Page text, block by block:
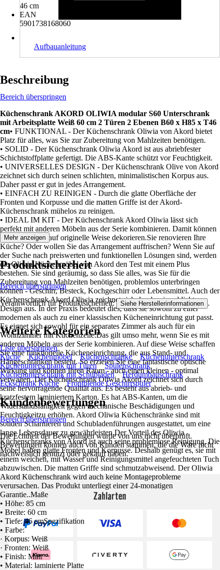
46 cm
EAN
5901738168060
Aufbauanleitung
Beschreibung
Bereich überspringen
Küchenschrank AKORD OLIWIA modular S60 Unterschrank
mit Arbeitsplatte Weiß 60 cm 2 Türen 2 Ebenen B60 x H85 x T46
cm• FUNKTIONAL - Der Küchenschrank Oliwia von Akord bietet
Platz für alles, was Sie zur Zubereitung von Mahlzeiten benötigen.
• SOLID - Der Küchenschrank Oliwia Akord ist aus abriebfester
Schichtstoffplatte gefertigt. Die ABS-Kante schützt vor Feuchtigkeit.
• UNIVERSELLES DESIGN - Der Küchenschrank Olive von Akord
zeichnet sich durch seinen schlichten, minimalistischen Korpus aus.
Daher passt er gut in jedes Arrangement.
• EINFACH ZU REINIGEN - Durch die glatte Oberfläche der
Fronten und Korpusse und die matten Griffe ist der Akord-
Küchenschrank mühelos zu reinigen.
• IDEAL IM KIT - Der Küchenschrank Akord Oliwia lässt sich
perfekt mit anderen Möbeln aus der Serie kombinieren. Damit können
Sie Ihre Küche auf originelle Weise dekorieren.Sie renovieren Ihre
Küche? Oder wollen Sie das Arrangement auffrischen? Wenn Sie auf
der Suche nach preiswerten und funktionellen Lösungen sind, werden
die Oliwia-Küchenmöbel von Akord den Test mit einem Plus
bestehen. Sie sind geräumig, so dass Sie alles, was Sie für die
Zubereitung von Mahlzeiten benötigen, problemlos unterbringen
können - Geschirr, Besteck, Kochgeschirr oder Lebensmittel. Auch der
Küchenschrank Akord Oliwia zeichnet sich durch sein schlichtes
Design aus. In der Praxis bedeutet dies, dass sie sowohl zu einer
modernen als auch zu einer klassischen Kücheneinrichtung gut passt.
Es eignet sich sowohl für ein separates Zimmer als auch für ein
Wohnzimmer mit Küchenzeile.Das gilt umso mehr, wenn Sie es mit
anderen Möbeln aus der Serie kombinieren. Auf diese Weise schaffen
Sie eine funktionelle Kücheneinrichtung, die aus Stand- und
Hängeschränken besteht. So erzielen Sie eine fantastische optische
Wirkung und können Ihren Raum - auch einen kleinen - optimal
verwalten. Der Küchenschrank Oliwia Akord zeichnet sich durch
seine hervorragende Qualität aus. Es besteht aus abrieb- und
kratzfestem laminiertem Karton. Es hat ABS-Kanten, um die
Widerstandsfähigkeit gegen mechanische Beschädigungen und
Feuchtigkeitzu erhöhen. Akord Oliwia Küchenschränke sind mit
soliden Scharnieren und Schubladenführungen ausgestattet, um eine
lange Lebensdauer zu gewährleisten.Der Vorteil des Oliwia
Küchenschranks von Akord ist auch seine problemlose Reinigung. Die
Möbel haben glatte Fronten und Korpusse. Deshalb genügt es, sie mit
einem weichen, mit Wasser und Reinigungsmittel angefeuchteten Tuch
abzuwischen. Die matten Griffe sind schmutzabweisend. Der Oliwia
Akord Küchenschrank wird auch keine Montageprobleme
verursachen. Das Produkt unterliegt einer 24-monatigen
Garantie..Maße
• Höhe: 85 cm
• Breite: 60 cm
• Tiefe: 46 cmSpezifikation
• Farbe:
· Korpus: Weiß
· Fronten: Weiß
• Finish: Matt
• Material: laminierte Platte
Mehr anzeigen
Produktsicherheit
Bereich überspringen
Verantwortlich für Produktsicherheit: Siehe Herstellerinformationen .
Weitere Kategorien
Liste überspringen
Küche
Küchenmöbel Küchenschränke
Küchenunterschrank
Küchenunterschrank mit Türen
Spülenschrank
Küchenunterschrank mit Schubladen
Herdumbauschrank
Eckschrank Küche
Frontblende Geschirrspüler
Kundenbewertungen
Bereich überspringen
Die Echtheit der Bewertungen wurde von uns nicht überprüft.
Bewertungen können auch von Kunden stammen, die die Ware nicht
nachweislich genutzt oder gekauft haben.
Zahlarten